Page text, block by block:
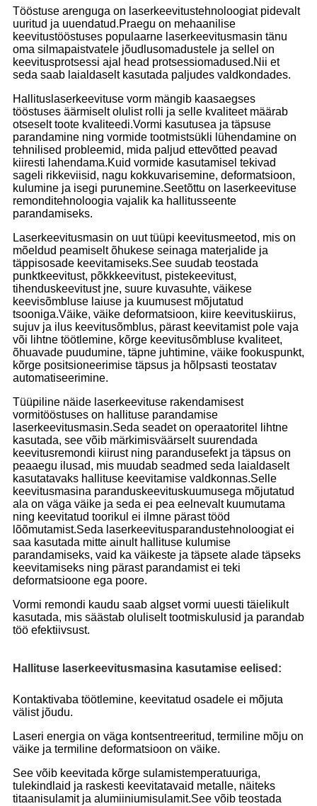
Tööstuse arenguga on laserkeevitustehnoloogiat pidevalt
uuritud ja uuendatud.Praegu on mehaanilise
keevitustööstuses populaarne laserkeevitusmasin tänu
oma silmapaistvatele jõudlusomadustele ja sellel on
keevitusprotsessi ajal head protsessiomadused.Nii et
seda saab laialdaselt kasutada paljudes valdkondades.
Hallituslaserkeevituse vorm mängib kaasaegses
tööstuses äärmiselt olulist rolli ja selle kvaliteet määrab
otseselt toote kvaliteedi.Vormi kasutusea ja täpsuse
parandamine ning vormide tootmistsükli lühendamine on
tehnilised probleemid, mida paljud ettevõtted peavad
kiiresti lahendama.Kuid vormide kasutamisel tekivad
sageli rikkeviisid, nagu kokkuvarisemine, deformatsioon,
kulumine ja isegi purunemine.Seetõttu on laserkeevituse
remonditehnoloogia vajalik ka hallitusseente
parandamiseks.
Laserkeevitusmasin on uut tüüpi keevitusmeetod, mis on
mõeldud peamiselt õhukese seinaga materjalide ja
täppisosade keevitamiseks.See suudab teostada
punktkeevitust, põkkkeevitust, pistekeevitust,
tihenduskeevitust jne, suure kuvasuhte, väikese
keevisõmbluse laiuse ja kuumusest mõjutatud
tsooniga.Väike, väike deformatsioon, kiire keevituskiirus,
sujuv ja ilus keevitusõmblus, pärast keevitamist pole vaja
või lihtne töötlemine, kõrge keevitusõmbluse kvaliteet,
õhuavade puudumine, täpne juhtimine, väike fookuspunkt,
kõrge positsioneerimise täpsus ja hõlpsasti teostatav
automatiseerimine.
Tüüpiline näide laserkeevituse rakendamisest
vormitööstuses on hallituse parandamise
laserkeevitusmasin.Seda seadet on operaatoritel lihtne
kasutada, see võib märkimisväärselt suurendada
keevitusremondi kiirust ning parandusefekt ja täpsus on
peaaegu ilusad, mis muudab seadmed seda laialdaselt
kasutatavaks hallituse keevitamise valdkonnas.Selle
keevitusmasina paranduskeevituskuumusega mõjutatud
ala on väga väike ja seda ei pea eelnevalt kuumutama
ning keevitatud toorikul ei ilmne pärast tööd
lõõmutamist.Seda laserkeevitusparandustehnoloogiat ei
saa kasutada mitte ainult hallituse kulumise
parandamiseks, vaid ka väikeste ja täpsete alade täpseks
keevitamiseks ning pärast parandamist ei teki
deformatsioone ega poore.
Vormi remondi kaudu saab algset vormi uuesti täielikult
kasutada, mis säästab oluliselt tootmiskulusid ja parandab
töö efektiivsust.
Hallituse laserkeevitusmasina kasutamise eelised:
Kontaktivaba töötlemine, keevitatud osadele ei mõjuta
välist jõudu.
Laseri energia on väga kontsentreeritud, termiline mõju on
väike ja termiline deformatsioon on väike.
See võib keevitada kõrge sulamistemperatuuriga,
tulekindlaid ja raskesti keevitatavaid metalle, näiteks
titaanisulamit ja alumiiniumisulamit.See võib teostada